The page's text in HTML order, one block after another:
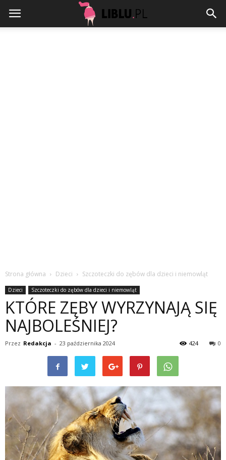
Strona główna Dzieci Szczoteczki do zębów dla dzieci i niemowląt
Dzieci Szczoteczki do zębów dla dzieci i niemowląt
KTÓRE ZĘBY WYRZYNAJĄ SIĘ
NAJBOLEŚNIEJ?
Przez Redakcja - 23 października 2024 0
424